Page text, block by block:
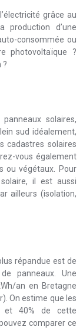
grâce au
production d’une
consommée ou
photovoltaïque ?
?
solaires,
sud idéalement,
cadastres solaires
vous également
ou végétaux. Pour
il est aussi
ailleurs (isolation,
répandue est de
panneaux. Une
an en Bretagne
On estime que les
et 40% de cette
comparer ce